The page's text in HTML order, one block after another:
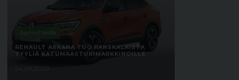
Ajankohtaista
RENAULT ARKANA TUO RANSKALAISTA
TYYLIÄ KATUMAASTURIMARKKINOILLE
24.09.2020